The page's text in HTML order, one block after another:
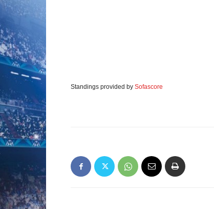
Standings provided by Sofascore